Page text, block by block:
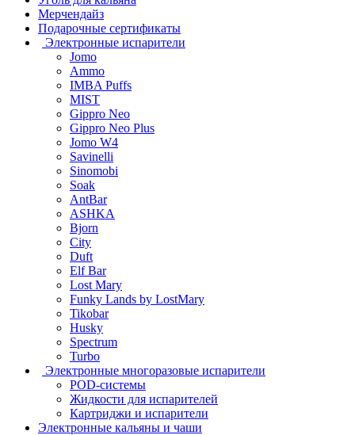
Мерчендайз
Подарочные сертификаты
Электронные испарители
Jomo
Ammo
IMBA Puffs
MIST
Gippro Neo
Gippro Neo Plus
Jomo W4
Savinelli
Sinomobi
Soak
AntBar
ASHKA
Bjorn
City
Duft
Elf Bar
Lost Mary
Funky Lands by LostMary
Tikobar
Husky
Spectrum
Turbo
Электронные многоразовые испарители
POD-системы
Жидкости для испарителей
Картриджи и испарители
Электронные кальяны и чаши